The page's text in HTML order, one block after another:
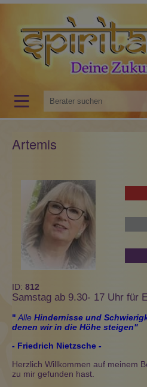
Artemis
ID: 812
Samstag ab 9.30- 17 Uhr für
" Alle Hindernisse und
denen wir in die Höhe steigen"
- Friedrich Nietzsche -
Herzlich Willkommen auf meinem
zu mir gefunden hast.